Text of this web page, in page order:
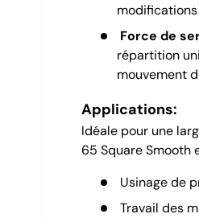
Force de
répartition
mouvement
Applications:
Idéale pour une
65 Square Smooth
Usinage de
Travail des